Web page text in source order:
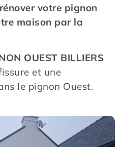
votre pignon
maison par la
OUEST BILLIERS
et une
le pignon Ouest.